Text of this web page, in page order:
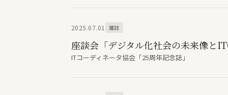
2025.07.01 雑誌
座談会「デジタル化社会の未来像と
ITコーディネータ協会「25周年記念誌」